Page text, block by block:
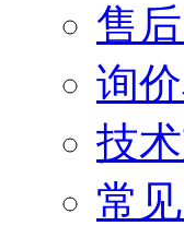
售
询
技
常